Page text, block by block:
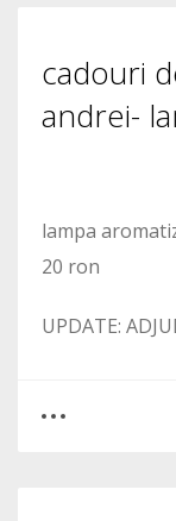
1987
cadouri
andrei-
lampa
20 ron
UPDATE: